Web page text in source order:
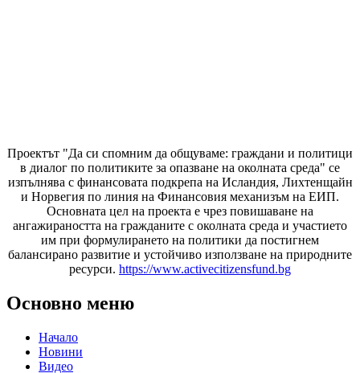
Проектът "Да си спомним да общуваме: граждани и политици
в диалог по политиките за опазване на околната среда" се
изпълнява с финансовата подкрепа на Исландия, Лихтенщайн
и Норвегия по линия на Финансовия механизъм на ЕИП.
Основната цел на проекта е чрез повишаване на
ангажираността на гражданите с околната среда и участието
им при формулирането на политики да постигнем
балансирано развитие и устойчиво използване на природните
ресурси. https://www.activecitizensfund.bg
Основно меню
Начало
Новини
Видео